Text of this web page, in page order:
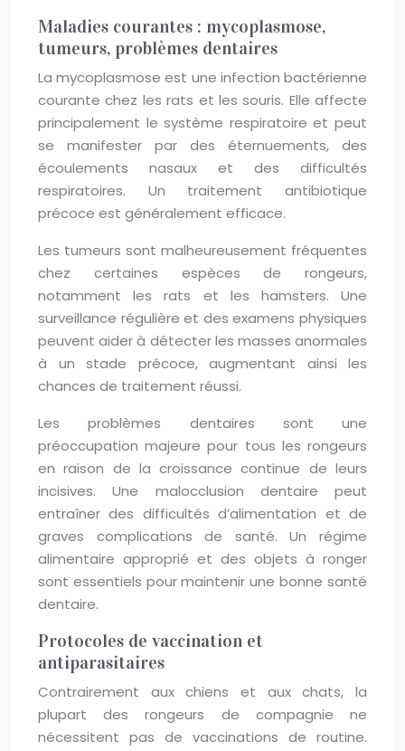
Maladies courantes : mycoplasmose,
tumeurs, problèmes dentaires
La mycoplasmose est une infection bactérienne
courante chez les rats et les souris. Elle affecte
principalement le système respiratoire et peut
se manifester par des éternuements, des
écoulements nasaux et des difficultés
respiratoires. Un traitement antibiotique
précoce est généralement efficace.
Les tumeurs sont malheureusement fréquentes
chez certaines espèces de rongeurs,
notamment les rats et les hamsters. Une
surveillance régulière et des examens physiques
peuvent aider à détecter les masses anormales
à un stade précoce, augmentant ainsi les
chances de traitement réussi.
Les problèmes dentaires sont une
préoccupation majeure pour tous les rongeurs
en raison de la croissance continue de leurs
incisives. Une malocclusion dentaire peut
entraîner des difficultés d’alimentation et de
graves complications de santé. Un régime
alimentaire approprié et des objets à ronger
sont essentiels pour maintenir une bonne santé
dentaire.
Protocoles de vaccination et
antiparasitaires
Contrairement aux chiens et aux chats, la
plupart des rongeurs de compagnie ne
nécessitent pas de vaccinations de routine.